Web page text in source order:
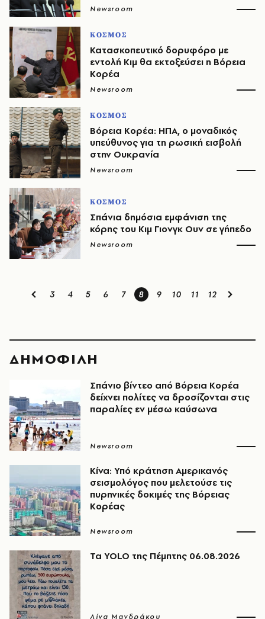
Newsroom
ΚΟΣΜΟΣ
Κατασκοπευτικό δορυφόρο με
εντολή Κιμ θα εκτοξεύσει η Βόρεια
Κορέα
Newsroom
ΚΟΣΜΟΣ
Βόρεια Κορέα: ΗΠΑ, ο μοναδικός
υπεύθυνος για τη ρωσική εισβολή
στην Ουκρανία
Newsroom
ΚΟΣΜΟΣ
Σπάνια δημόσια εμφάνιση της
κόρης του Κιμ Γιονγκ Ουν σε γήπεδο
Newsroom
3 4 5 6 7 8 9 10 11 12
ΔΗΜΟΦΙΛΗ
Σπάνιο βίντεο από Βόρεια Κορέα
δείχνει πολίτες να δροσίζονται στις
παραλίες εν μέσω καύσωνα
Newsroom
Κίνα: Υπό κράτηση Αμερικανός
σεισμολόγος που μελετούσε τις
πυρηνικές δοκιμές της Βόρειας
Κορέας
Newsroom
Τα YOLO της Πέμπτης 06.08.2026
Λίνα Μανδράκου